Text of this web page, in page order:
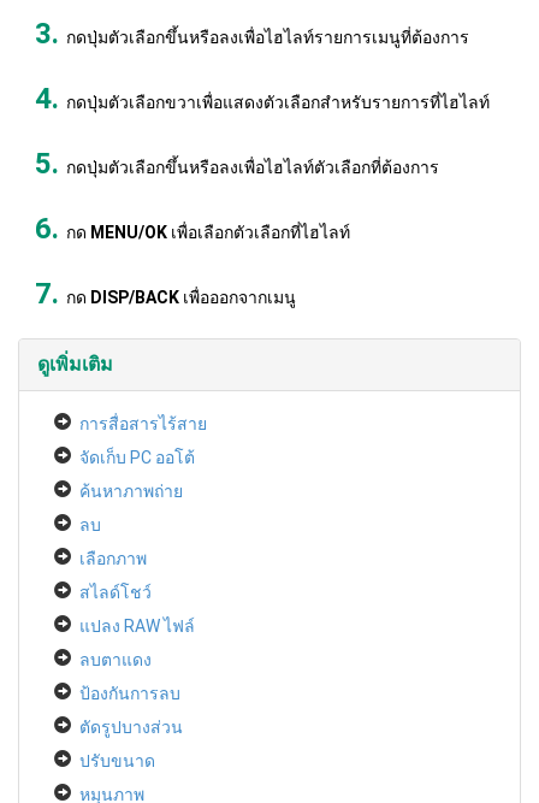
กดปุ่มตัวเลือกขึ้นหรือลงเพื่อไฮไลท์รายการเมนูที่ต้องการ
กดปุ่มตัวเลือกขวาเพื่อแสดงตัวเลือกสำหรับรายการที่ไฮไลท์
กดปุ่มตัวเลือกขึ้นหรือลงเพื่อไฮไลท์ตัวเลือกที่ต้องการ
กด MENU/OK เพื่อเลือกตัวเลือกที่ไฮไลท์
กด DISP/BACK เพื่อออกจากเมนู
ดูเพิ่มเติม
การสื่อสารไร้สาย
จัดเก็บ PC ออโต้
ค้นหาภาพถ่าย
ลบ
เลือกภาพ
สไลด์โชว์
แปลง RAW ไฟล์
ลบตาแดง
ป้องกันการลบ
ตัดรูปบางส่วน
ปรับขนาด
หมุนภาพ